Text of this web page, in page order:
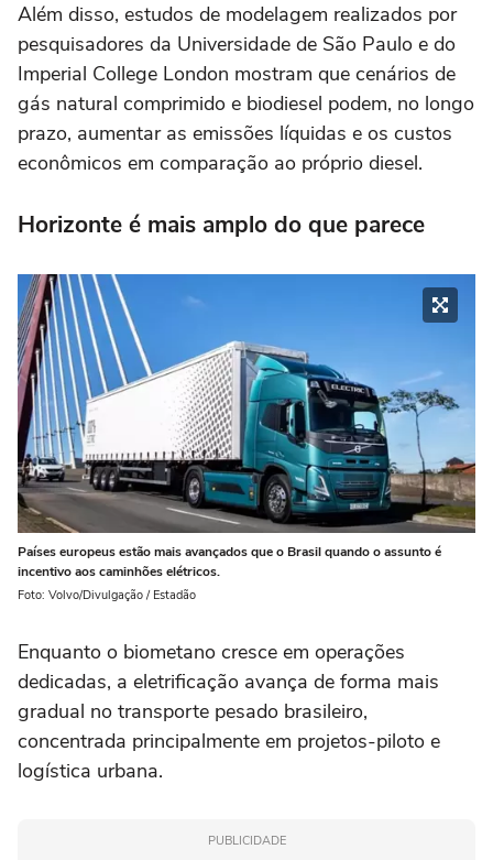
Além disso, estudos de modelagem realizados por
pesquisadores da Universidade de São Paulo e do
Imperial College London mostram que cenários de
gás natural comprimido e biodiesel podem, no longo
prazo, aumentar as emissões líquidas e os custos
econômicos em comparação ao próprio diesel.
Horizonte é mais amplo do que parece
Países europeus estão mais avançados que o Brasil quando o assunto é
incentivo aos caminhões elétricos.
Foto: Volvo/Divulgação / Estadão
Enquanto o biometano cresce em operações
dedicadas, a eletrificação avança de forma mais
gradual no transporte pesado brasileiro,
concentrada principalmente em projetos-piloto e
logística urbana.
PUBLICIDADE